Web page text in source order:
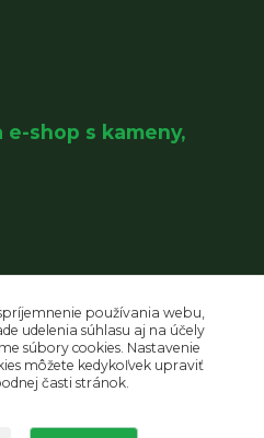
shop s kameny,
používania webu,
udelenia súhlasu aj na účely
súbory cookies. Nastavenie
môžete kedykoľvek upraviť
časti stránok.